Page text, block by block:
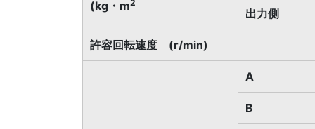
(kg・m2
出力側
許容回転速度 (r/min)
A
B